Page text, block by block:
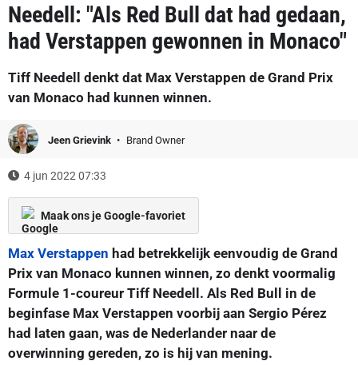
Needell: "Als Red Bull dat had gedaan,
had Verstappen gewonnen in Monaco"
Tiff Needell denkt dat Max Verstappen de Grand Prix
van Monaco had kunnen winnen.
Jeen Grievink Brand Owner
4 jun 2022 07:33
Maak ons je Google-favoriet
Max Verstappen had betrekkelijk eenvoudig de Grand
Prix van Monaco kunnen winnen, zo denkt voormalig
Formule 1-coureur Tiff Needell. Als Red Bull in de
beginfase Max Verstappen voorbij aan Sergio Pérez
had laten gaan, was de Nederlander naar de
overwinning gereden, zo is hij van mening.